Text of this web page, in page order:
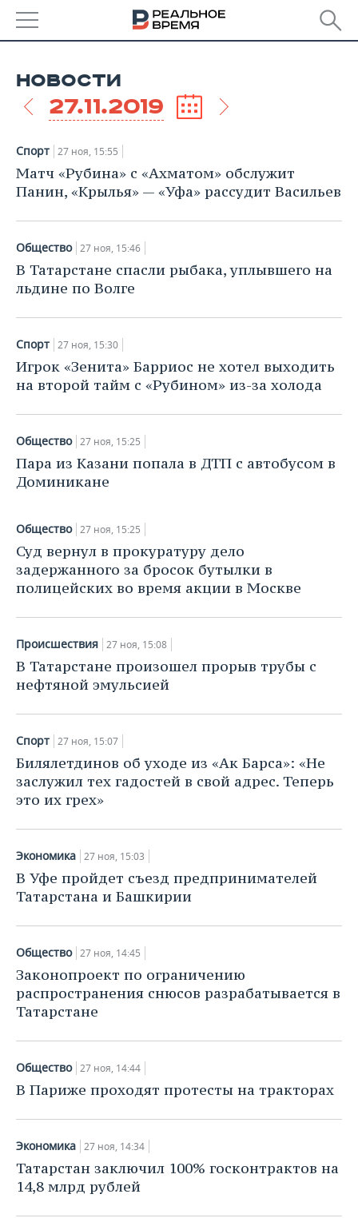
УДМУРТИЯ
НОВОСТИ
НОВОСТИ АНАЛИТИКИ
ДЕКЛАРАЦИИ О ДОХОДАХ
КОРОЛИ ГОСЗАКАЗА ПФО
ВУЗЫ ТАТАРСТАНА
КОМУ ПРИНАДЛЕЖАТ
ТАТАРСТАНА
ЭКОНОМИКА
НОВОСТИ ЭКОНОМИКИ
ФИНАНСЫ
БАНКИ
БЮДЖЕТ
ИНВЕСТИЦИИ
НОВОСТИ
ПРОМЫШЛЕННОСТИ
АГРОПРОМ
НЕФТЕХИМИЯ
ОПК
ЭНЕРГЕТИКА
НЕДВИЖИМОСТЬ
НОВОСТИ НЕДВИЖИМОСТИ
АВТО
НОВОСТИ АВТО
БИЗНЕС
НОВОСТИ БИЗНЕСА
РОЗНИЧНАЯ ТОРГОВЛЯ
УСЛУГИ
ТЕХНОЛОГИИ
НОВОСТИ ТЕХНОЛОГИЙ
МЕДИА
МЕРОПРИЯТИЯ
ВЫЕЗДНАЯ РЕДАКЦИЯ
ONLINE-КОНФЕРЕНЦИИ
ОТКРЫТАЯ ЛЕКЦИЯ
НОВОСТИ СПОРТА
ХОККЕЙ
БАСКЕТБОЛ
КИБЕРСПОРТ
ФИГУРНОЕ КАТАНИЕ
ВОДНЫЕ ВИДЫ СПОРТА
ХОККЕЙ С МЯЧОМ
ОБЩЕСТВО
ВЛАСТЬ
ИНФРАСТРУКТУРА
КУЛЬТУРА
МЕДИЦИНА
ОБРАЗОВАНИЕ
ПРОИСШЕСТВИЯ
СЮЖЕТЫ
СПРАВОЧНИК
СПИСОК КОМПАНИЙ
НОВОСТИ
27.11.2019
Спорт 27 ноя, 15:55
Матч «Рубина» с «Ахматом» обслужит
Панин, «Крылья» — «Уфа» рассудит Васильев
Общество 27 ноя, 15:46
В Татарстане спасли рыбака, уплывшего на
льдине по Волге
Спорт 27 ноя, 15:30
Игрок «Зенита» Барриос не хотел выходить
на второй тайм с «Рубином» из-за холода
Общество 27 ноя, 15:25
Пара из Казани попала в ДТП с автобусом в
Доминикане
Общество 27 ноя, 15:25
Суд вернул в прокуратуру дело
задержанного за бросок бутылки в
полицейских во время акции в Москве
Происшествия 27 ноя, 15:08
В Татарстане произошел прорыв трубы с
нефтяной эмульсией
Спорт 27 ноя, 15:07
Билялетдинов об уходе из «Ак Барса»: «Не
заслужил тех гадостей в свой адрес. Теперь
это их грех»
Экономика 27 ноя, 15:03
В Уфе пройдет съезд предпринимателей
Татарстана и Башкирии
Общество 27 ноя, 14:45
Законопроект по ограничению
распространения снюсов разрабатывается в
Татарстане
Общество 27 ноя, 14:44
В Париже проходят протесты на тракторах
Экономика 27 ноя, 14:34
Татарстан заключил 100% госконтрактов на
14,8 млрд рублей